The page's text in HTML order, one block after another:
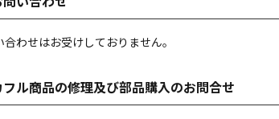
わせはお受けしておりません。
ル商品の修理及び部品購入のお問合せ